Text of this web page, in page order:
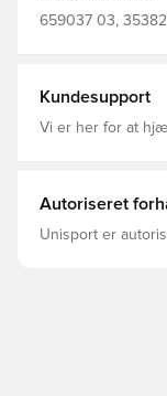
659037 03,
Kundesupport
Vi er her for at
Autoriseret
Unisport er